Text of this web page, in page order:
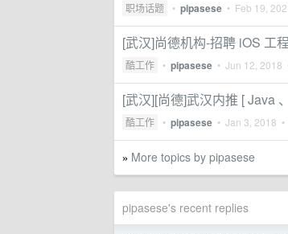
职场话题 • pipasese • Feb 19,
[武汉]尚德机构-招聘 iOS 工
酷工作 • pipasese • Jun 12, 2018
[武汉][尚德]武汉内推 [ Java
酷工作 • pipasese • Jan 3, 2018
» More topics by pipasese
pipasese's recent replies